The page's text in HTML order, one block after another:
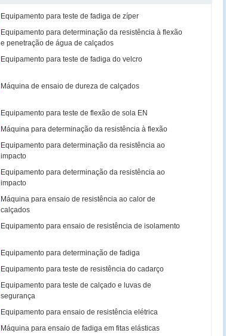
Equipamento para teste de fadiga de zíper
Equipamento para determinação da resistência à flexão
e penetração de água de calçados
Equipamento para teste de fadiga do velcro
Máquina de ensaio de dureza de calçados
Equipamento para teste de flexão de sola EN
Máquina para determinação da resistência à flexão
Equipamento para determinação da resistência ao
impacto
Equipamento para determinação da resistência ao
impacto
Máquina para ensaio de resistência ao calor de
calçados
Equipamento para ensaio de resistência de isolamento
Equipamento para determinação de fadiga
Equipamento para teste de resistência do cadarço
Equipamento para teste de calçado e luvas de
segurança
Equipamento para ensaio de resistência elétrica
Máquina para ensaio de fadiga em fitas elásticas